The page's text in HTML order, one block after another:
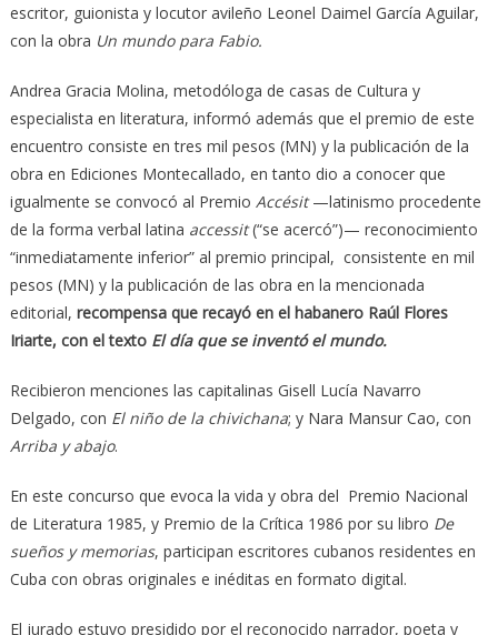
escritor, guionista y locutor avileño Leonel Daimel García Aguilar,
con la obra Un mundo para Fabio.
Andrea Gracia Molina, metodóloga de casas de Cultura y
especialista en literatura, informó además que el premio de este
encuentro consiste en tres mil pesos (MN) y la publicación de la
obra en Ediciones Montecallado, en tanto dio a conocer que
igualmente se convocó al Premio Accésit—latinismo procedente
de la forma verbal latina accessit(“se acercó”)— reconocimiento
“inmediatamente inferior” al premio principal, consistente en mil
pesos (MN) y la publicación de las obra en la mencionada
editorial, recompensa que recayó en el habanero Raúl Flores
Iriarte, con el texto El día que se inventó el mundo.
Recibieron menciones las capitalinas Gisell Lucía Navarro
Delgado, con El niño de la chivichana; y Nara Mansur Cao, con
Arriba y abajo.
En este concurso que evoca la vida y obra del Premio Nacional
de Literatura 1985, y Premio de la Crítica 1986 por su libro De
sueños y memorias, participan escritores cubanos residentes en
Cuba con obras originales e inéditas en formato digital.
El jurado estuvo presidido por el reconocido narrador, poeta y